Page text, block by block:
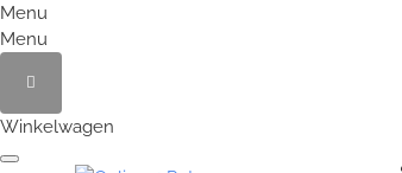
Menu
Menu
Winkelwagen